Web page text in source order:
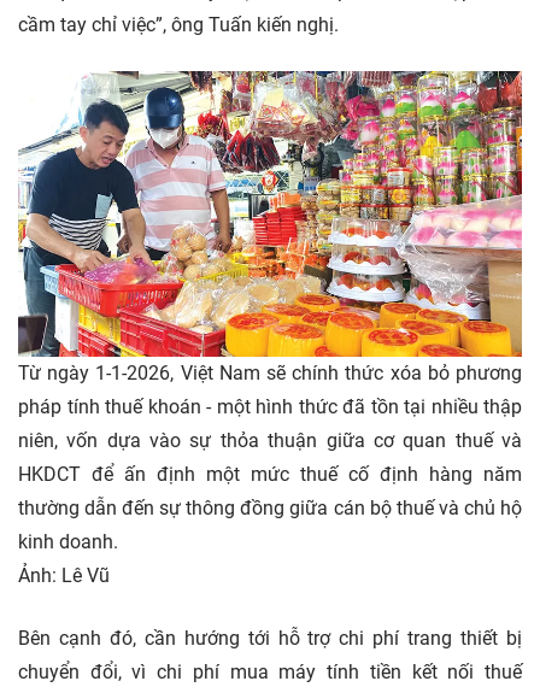
cầm tay chỉ việc”, ông Tuấn kiến nghị.
Từ ngày 1-1-2026, Việt Nam sẽ chính thức xóa bỏ phương
pháp tính thuế khoán - một hình thức đã tồn tại nhiều thập
niên, vốn dựa vào sự thỏa thuận giữa cơ quan thuế và
HKDCT để ấn định một mức thuế cố định hàng năm
thường dẫn đến sự thông đồng giữa cán bộ thuế và chủ hộ
kinh doanh.
Ảnh: Lê Vũ
Bên cạnh đó, cần hướng tới hỗ trợ chi phí trang thiết bị
chuyển đổi, vì chi phí mua máy tính tiền kết nối thuế